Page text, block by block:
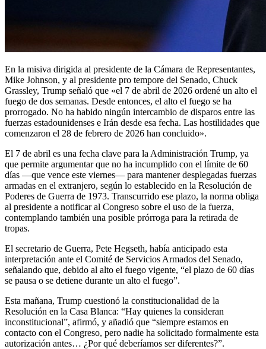
En la misiva dirigida al presidente de la Cámara de Representantes,
Mike Johnson, y al presidente pro tempore del Senado, Chuck
Grassley, Trump señaló que «el 7 de abril de 2026 ordené un alto el
fuego de dos semanas. Desde entonces, el alto el fuego se ha
prorrogado. No ha habido ningún intercambio de disparos entre las
fuerzas estadounidenses e Irán desde esa fecha. Las hostilidades que
comenzaron el 28 de febrero de 2026 han concluido».
El 7 de abril es una fecha clave para la Administración Trump, ya
que permite argumentar que no ha incumplido con el límite de 60
días —que vence este viernes— para mantener desplegadas fuerzas
armadas en el extranjero, según lo establecido en la Resolución de
Poderes de Guerra de 1973. Transcurrido ese plazo, la norma obliga
al presidente a notificar al Congreso sobre el uso de la fuerza,
contemplando también una posible prórroga para la retirada de
tropas.
El secretario de Guerra, Pete Hegseth, había anticipado esta
interpretación ante el Comité de Servicios Armados del Senado,
señalando que, debido al alto el fuego vigente, “el plazo de 60 días
se pausa o se detiene durante un alto el fuego”.
Esta mañana, Trump cuestionó la constitucionalidad de la
Resolución en la Casa Blanca: “Hay quienes la consideran
inconstitucional”, afirmó, y añadió que “siempre estamos en
contacto con el Congreso, pero nadie ha solicitado formalmente esta
autorización antes… ¿Por qué deberíamos ser diferentes?”.